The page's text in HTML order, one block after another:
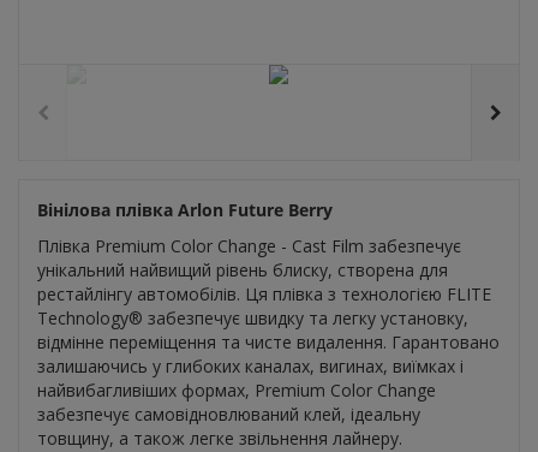
Вінілова плівка Arlon Future Berry
Плівка Premium Color Change - Cast Film забезпечує
унікальний найвищий рівень блиску, створена для
рестайлінгу автомобілів. Ця плівка з технологією FLITE
Technology® забезпечує швидку та легку установку,
відмінне переміщення та чисте видалення. Гарантовано
залишаючись у глибоких каналах, вигинах, виїмках і
найвибагливіших формах, Premium Color Change
забезпечує самовідновлюваний клей, ідеальну
товщину, а також легке звільнення лайнеру.